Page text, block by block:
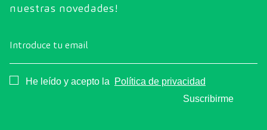
nuestras novedades!
Introduce tu email
Consentimiento
He leído y acepto la
Política de privacidad
Suscribirme